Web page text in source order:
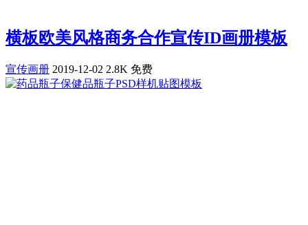
横板欧美风格商务合作宣传ID画册模板
宣传画册 2019-12-02 2.8K 免费